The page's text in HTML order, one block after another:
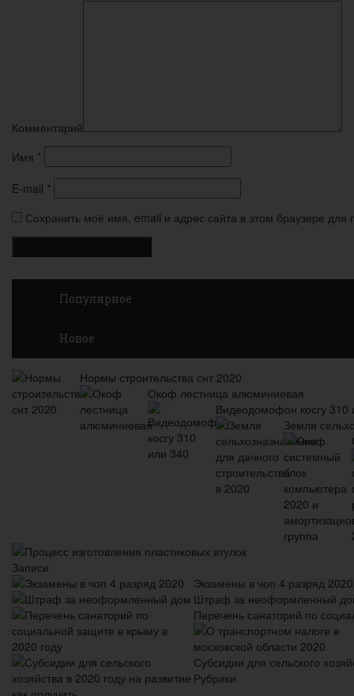
Комментарий
Имя *
E-mail *
Сохранить моё имя, email и адрес сайта в этом браузере
Популярное
Новое
Нормы строительства снт 2020
Окоф лестница алюминиевая
Видеодомофон косгу 310
Земля
Процесс изготовления пластиковых втулок
Записи
Экзамены в чоп 4 разряд 2020
Штраф за неоформленный
Перечень санаторий по
Субсидии для сельского
Рубрики